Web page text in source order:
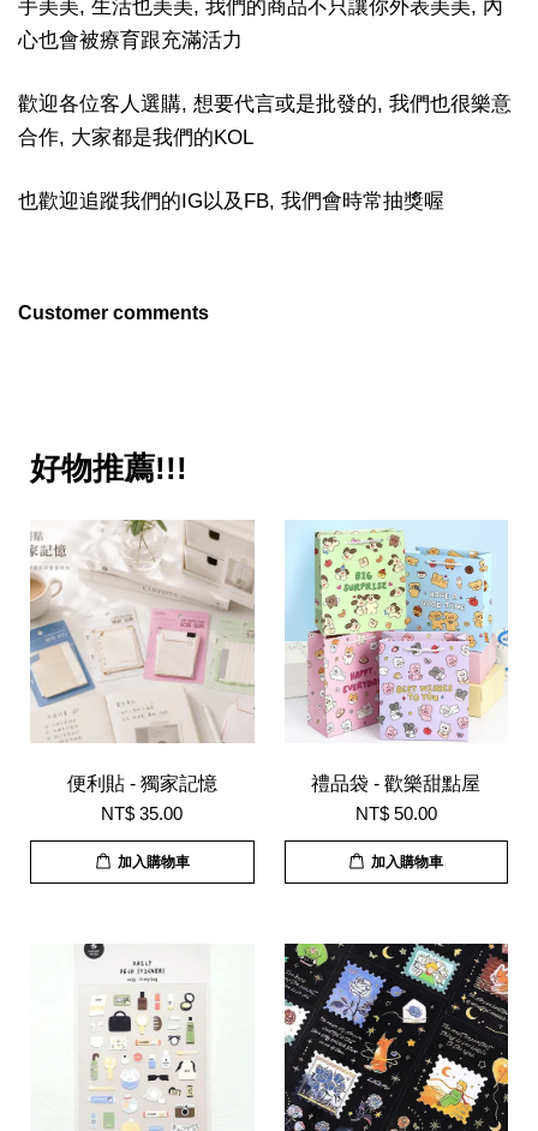
手美美, 生活也美美, 我們的商品不只讓你外表美美, 內
心也會被療育跟充滿活力
歡迎各位客人選購, 想要代言或是批發的, 我們也很樂意
合作, 大家都是我們的KOL
也歡迎追蹤我們的IG以及FB, 我們會時常抽獎喔
Customer comments
好物推薦!!!
便利貼 - 獨家記憶
NT$ 35.00
加入購物車
禮品袋 - 歡樂甜點屋
NT$ 50.00
加入購物車